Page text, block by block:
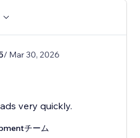
/ Mar 30, 2026
very quickly.
チーム